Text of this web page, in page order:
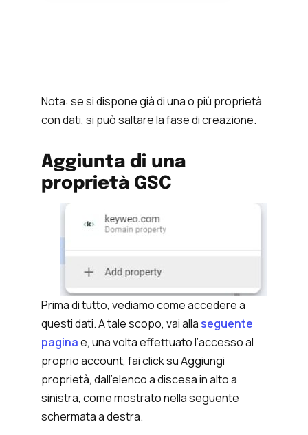
Nota: se si dispone già di una o più proprietà
con dati, si può saltare la fase di creazione.
Aggiunta di una
proprietà GSC
Prima di tutto, vediamo come accedere a
questi dati. A tale scopo, vai alla seguente
paginae, una volta effettuato l’accesso al
proprio account, fai click su Aggiungi
proprietà, dall’elenco a discesa in alto a
sinistra, come mostrato nella seguente
schermata a destra.